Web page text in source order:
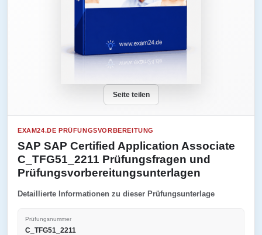
Seite teilen
EXAM24.DE PRÜFUNGSVORBEREITUNG
SAP SAP Certified Application Associate
C_TFG51_2211 Prüfungsfragen und
Prüfungsvorbereitungsunterlagen
Detaillierte Informationen zu dieser Prüfungsunterlage
Prüfungsnummer
C_TFG51_2211